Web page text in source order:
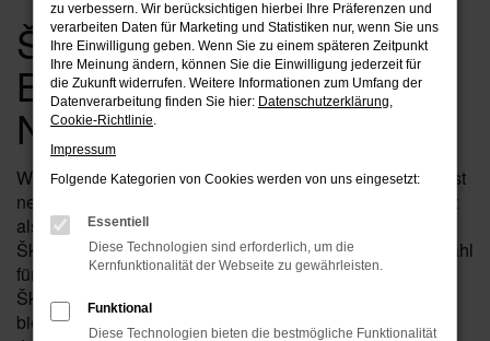
Škoda Jahreswagen für
Bad Kissingen bei Motor-
Nützel
Wenn Sie in der Nähe von Bad Kissingen nach einem fast
neuen Fahrzeug suchen, das Ihnen sowohl hohe Qualität
als auch einen attraktiven Preis bietet, ist der Elroq von
Škoda als Jahreswagen bei Motor-Nützel die perfekte Wahl
für Sie. Seit über 90 Jahren sind wir Ihr zuverlässiges
Škoda Autohaus in der Nähe von Bad Kissingen und
bieten Ihnen eine exklusive Auswahl an Elroq
zu verbessern. Wir berücksichtigen hierbei Ihre Präferenzen und
verarbeiten Daten für Marketing und Statistiken nur, wenn Sie uns
Ihre Einwilligung geben. Wenn Sie zu einem späteren Zeitpunkt
Ihre Meinung ändern, können Sie die Einwilligung jederzeit für
die Zukunft widerrufen. Weitere Informationen zum Umfang der
Datenverarbeitung finden Sie hier: Datenschutzerklärung,
Cookie-Richtlinie.
Impressum
Folgende Kategorien von Cookies werden von uns eingesetzt:
Essentiell
Diese Technologien sind erforderlich, um die
Kernfunktionalität der Webseite zu gewährleisten.
Funktional
Diese Technologien bieten die bestmögliche Funktionalität